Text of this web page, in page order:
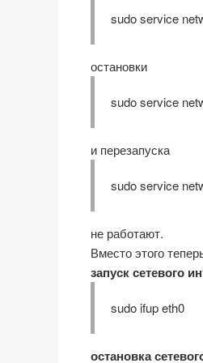
sudo service
остановки
sudo service
и перезапуска
sudo service
не работают.
Вместо этого
запуск сетевого
sudo ifup eth0
остановка